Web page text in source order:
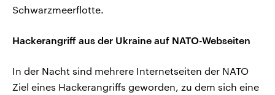
Schwarzmeerflotte.
Hackerangriff aus der Ukraine auf NATO-Webseiten
In der Nacht sind mehrere Internetseiten der NATO
Ziel eines Hackerangriffs geworden, zu dem sich eine